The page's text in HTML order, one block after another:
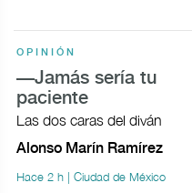
OPINIÓN
—Jamás sería tu
paciente
Las dos caras del diván
Alonso Marín Ramírez
Hace 2 h | Ciudad de México